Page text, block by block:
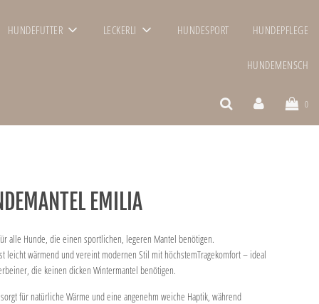
HUNDEFUTTER LECKERLI HUNDESPORT HUNDEPFLEGE
HUNDEMENSCH
0
EMILIA
alle Hunde, die einen sportlichen, legeren Mantel benötigen.
leicht wärmend und vereint modernen Stil mit höchstemTragekomfort – ideal
die keinen dicken Wintermantel benötigen.
für natürliche Wärme und eine angenehm weiche Haptik, während